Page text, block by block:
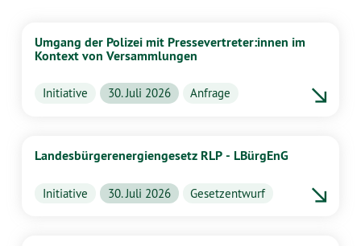
Umgang der Polizei mit Pressevertreter:innen im
Kontext von Versammlungen
Initiative 30. Juli 2026 Anfrage
Landesbürgerenergiengesetz RLP - LBürgEnG
Initiative 30. Juli 2026 Gesetzentwurf